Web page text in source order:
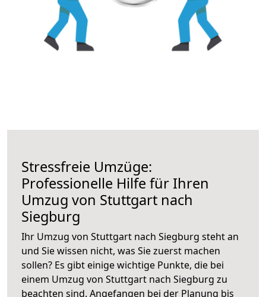
Stressfreie Umzüge:
Professionelle Hilfe für Ihren
Umzug von Stuttgart nach
Siegburg
Ihr Umzug von Stuttgart nach Siegburg steht an
und Sie wissen nicht, was Sie zuerst machen
sollen? Es gibt einige wichtige Punkte, die bei
einem Umzug von Stuttgart nach Siegburg zu
beachten sind. Angefangen bei der Planung bis